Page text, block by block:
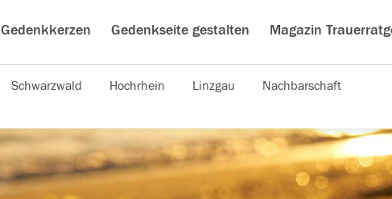
Gedenkkerzen Gedenkseite gestalten Magazin
Schwarzwald Hochrhein Linzgau Nachbarschaft